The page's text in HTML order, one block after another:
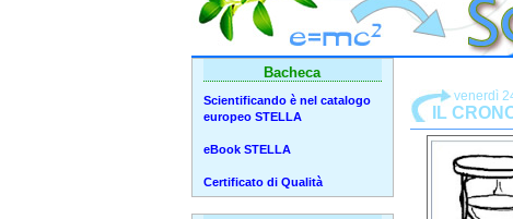
venerdì
IL
Bacheca
Scientificando è nel catalogo
europeo STELLA
eBook STELLA
Certificato di Qualità